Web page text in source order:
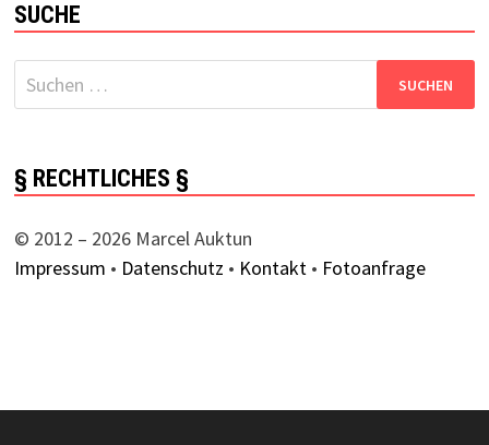
SUCHE
Suchen
nach:
§ RECHTLICHES §
© 2012 – 2026 Marcel Auktun
Impressum • Datenschutz • Kontakt• Fotoanfrage